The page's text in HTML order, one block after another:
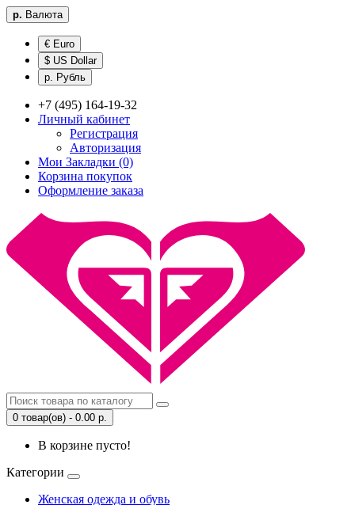
р. Валюта
€ Euro
$ US Dollar
р. Рубль
+7 (495) 164-19-32
Личный кабинет
Регистрация
Авторизация
Мои Закладки (0)
Корзина покупок
Оформление заказа
0 товар(ов) - 0.00 р.
В корзине пусто!
Категории
Женская одежда и обувь